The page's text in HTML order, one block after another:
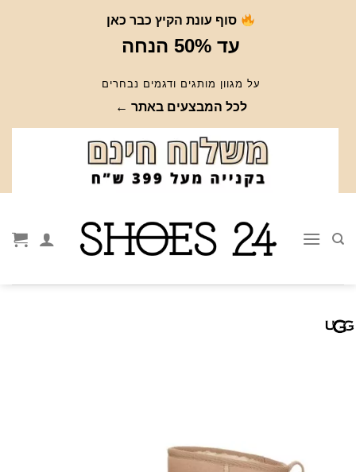
סוף עונת הקיץ כבר כאן
עד 50% הנחה
על מגוון מותגים ודגמים נבחרים
לכל המבצעים באתר ←